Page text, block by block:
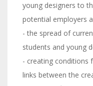
young designers to
potential employers
- the spread of
students and young
- creating conditions
links between the